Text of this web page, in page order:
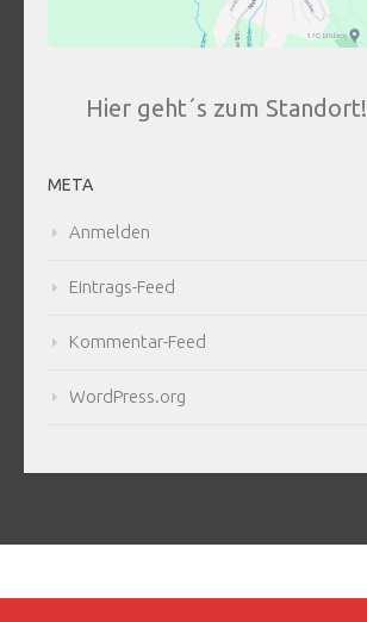
Hier geht´s zum Standort!
META
Anmelden
Eintrags-Feed
Kommentar-Feed
WordPress.org